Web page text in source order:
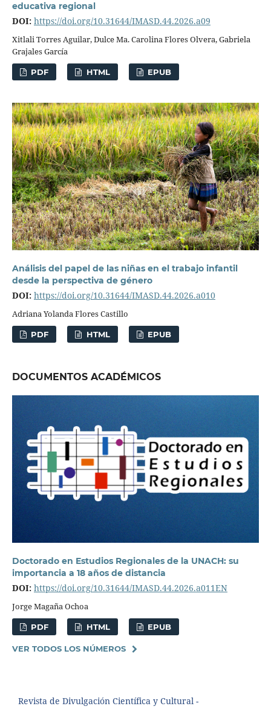
educativa regional
DOI: https://doi.org/10.31644/IMASD.44.2026.a09
Xitlali Torres Aguilar, Dulce Ma. Carolina Flores Olvera, Gabriela
Grajales García
PDF HTML EPUB
Análisis del papel de las niñas en el trabajo infantil
desde la perspectiva de género
DOI: https://doi.org/10.31644/IMASD.44.2026.a010
Adriana Yolanda Flores Castillo
PDF HTML EPUB
DOCUMENTOS ACADÉMICOS
Doctorado en Estudios Regionales de la UNACH: su
importancia a 18 años de distancia
DOI: https://doi.org/10.31644/IMASD.44.2026.a011EN
Jorge Magaña Ochoa
PDF HTML EPUB
VER TODOS LOS NÚMEROS
Revista de Divulgación Científica y Cultural -